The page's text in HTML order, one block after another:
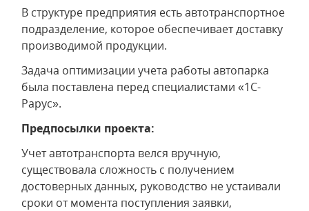
В структуре предприятия есть автотранспортное
подразделение, которое обеспечивает доставку
производимой продукции.
Задача оптимизации учета работы автопарка
была поставлена перед специалистами «1С-
Рарус».
Предпосылки проекта:
Учет автотранспорта велся вручную,
существовала сложность с получением
достоверных данных, руководство не устаивали
сроки от момента поступления заявки,